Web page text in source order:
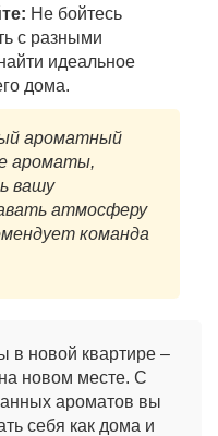
Не бойтесь
с разными
идеальное
дома.
ароматный
ароматы,
вашу
атмосферу
команда
в новой квартире –
новом месте. С
ароматов вы
себя как дома и